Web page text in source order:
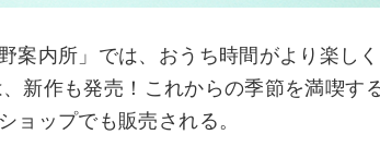
案内所」では、おうち時間がより楽し
新作も発売！これからの季節を満喫す
ョップでも販売される。